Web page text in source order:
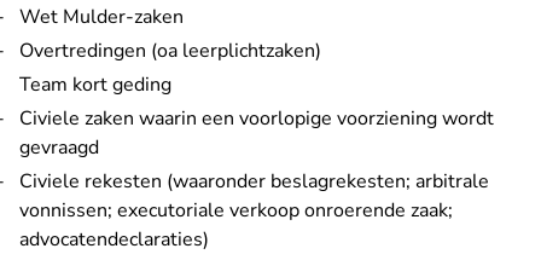
Wet Mulder-zaken
Overtredingen (oa leerplichtzaken)
Team kort geding
Civiele zaken waarin een voorlopige voorziening wordt
gevraagd
Civiele rekesten (waaronder beslagrekesten; arbitrale
vonnissen; executoriale verkoop onroerende zaak;
advocatendeclaraties)